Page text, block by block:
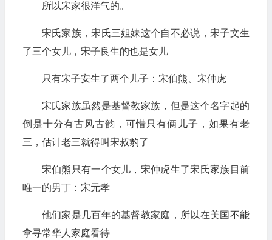
所以宋家很洋气的。
宋氏家族，宋氏三姐妹这个自不必说，宋子文生
了三个女儿，宋子良生的也是女儿
只有宋子安生了两个儿子：宋伯熊、宋仲虎
宋氏家族虽然是基督教家族，但是这个名字起的
倒是十分有古风古韵，可惜只有俩儿子，如果有老
三，估计老三就得叫宋叔豹了
宋伯熊只有一个女儿，宋仲虎生了宋氏家族目前
唯一的男丁：宋元孝
他们家是几百年的基督教家庭，所以在美国不能
拿寻常华人家庭看待